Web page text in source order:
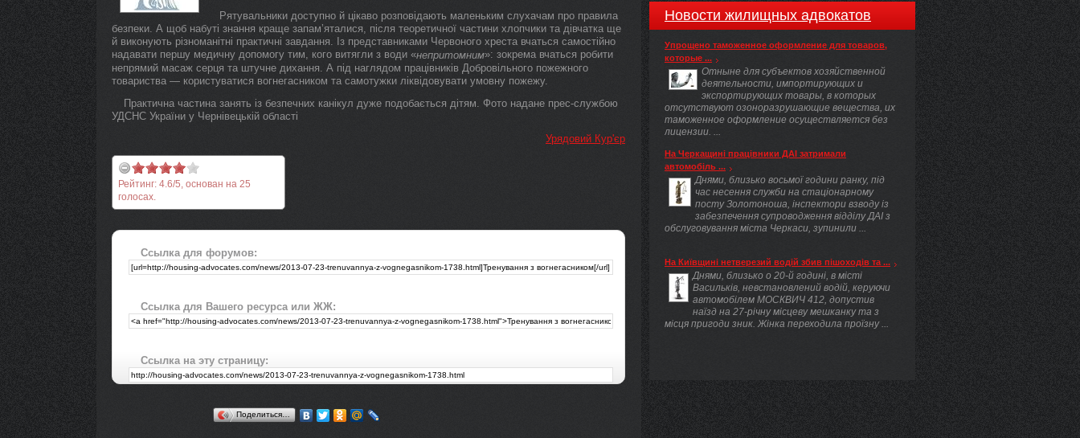
Рятувальники доступно й цікаво розповідають маленьким слухачам про правила
безпеки. А щоб набуті знання краще запам’яталися, після теоретичної частини хлопчики та дівчатка ще
й виконують різноманітні практичні завдання. Із представниками Червоного хреста вчаться самостійно
надавати першу медичну допомогу тим, кого витягли з води «непритомним»: зокрема вчаться робити
непрямий масаж серця та штучне дихання. А під наглядом працівників Добровільного пожежного
товариства — користуватися вогнегасником та самотужки ліквідовувати умовну пожежу.
Практична частина занять із безпечних канікул дуже подобається дітям. Фото надане прес-службою
УДСНС України у Чернівецькій області
Урядовий Кур'єр
Рейтинг: 4.6/5, основан на 25
голосах.
Ссылка для форумов:
Ссылка для Вашего ресурса или ЖЖ:
Ссылка на эту страницу:
Поделиться…
Новости жилищных адвокатов
Упрощено таможенное оформление для товаров,
которые ...
Отныне для субъектов хозяйственной
деятельности, импортирующих и
экспортирующих товары, в которых
отсутствуют озоноразрушающие вещества, их
таможенное оформление осуществляется без
лицензии. ...
На Черкащині працівники ДАІ затримали
автомобіль ...
Днями, близько восьмої години ранку, під
час несення служби на стаціонарному
посту Золотоноша, інспектори взводу із
забезпечення супроводження відділу ДАІ з
обслуговування міста Черкаси, зупинили ...
На Київщині нетверезий водій збив пішоходів та ...
Днями, близько о 20-й годині, в місті
Васильків, невстановлений водій, керуючи
автомобілем МОСКВИЧ 412, допустив
наїзд на 27-річну місцеву мешканку та з
місця пригоди зник. Жінка переходила проїзну ...